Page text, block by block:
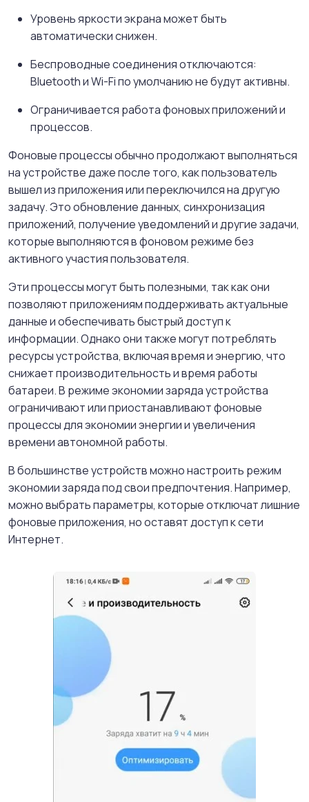
Уровень яркости экрана может быть
автоматически снижен.
Беспроводные соединения отключаются:
Bluetooth и Wi-Fi по умолчанию не будут активны.
Ограничивается работа фоновых приложений и
процессов.
Фоновые процессы обычно продолжают выполняться
на устройстве даже после того, как пользователь
вышел из приложения или переключился на другую
задачу. Это обновление данных, синхронизация
приложений, получение уведомлений и другие задачи,
которые выполняются в фоновом режиме без
активного участия пользователя.
Эти процессы могут быть полезными, так как они
позволяют приложениям поддерживать актуальные
данные и обеспечивать быстрый доступ к
информации. Однако они также могут потреблять
ресурсы устройства, включая время и энергию, что
снижает производительность и время работы
батареи. В режиме экономии заряда устройства
ограничивают или приостанавливают фоновые
процессы для экономии энергии и увеличения
времени автономной работы.
В большинстве устройств можно настроить режим
экономии заряда под свои предпочтения. Например,
можно выбрать параметры, которые отключат лишние
фоновые приложения, но оставят доступ к сети
Интернет.